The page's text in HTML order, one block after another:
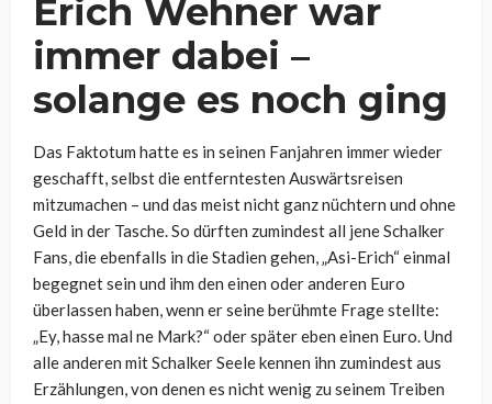
Erich Wehner war
immer dabei –
solange es noch ging
Das Faktotum hatte es in seinen Fanjahren immer wieder
geschafft, selbst die entferntesten Auswärtsreisen
mitzumachen – und das meist nicht ganz nüchtern und ohne
Geld in der Tasche. So dürften zumindest all jene Schalker
Fans, die ebenfalls in die Stadien gehen, „Asi-Erich“ einmal
begegnet sein und ihm den einen oder anderen Euro
überlassen haben, wenn er seine berühmte Frage stellte:
„Ey, hasse mal ne Mark?“ oder später eben einen Euro. Und
alle anderen mit Schalker Seele kennen ihn zumindest aus
Erzählungen, von denen es nicht wenig zu seinem Treiben